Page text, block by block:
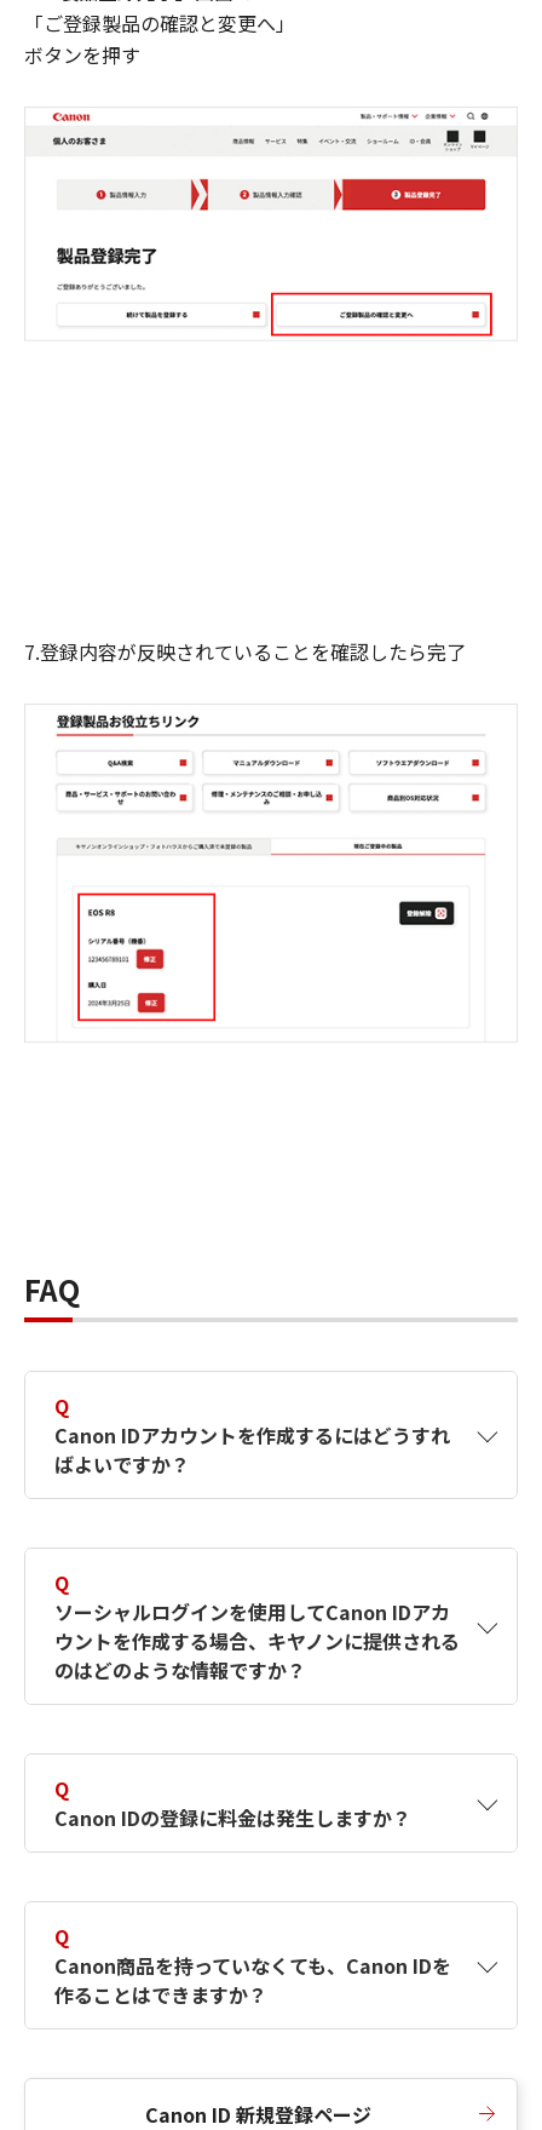
「ご登録製品の確認と変更へ」
ボタンを押す
7.登録内容が反映されていることを確認したら完了
FAQ
Q
Canon IDアカウントを作成するにはどうすれ
ばよいですか？
す。詳しい作成方法は【カメラ】Canon IDとは
何ですか？Canon IDの作成方法は？をご確認く
ださい。
Q
ソーシャルログインを使用してCanon IDアカ
ウントを作成する場合、キヤノンに提供される
のはどのような情報ですか？
択したサービスから取得します。アカウントを
簡単に作成できるように、この情報を使用して
Canon IDの登録フォームを入力します。
Q
Canon IDの登録に料金は発生しますか？
Q
Canon商品を持っていなくても、Canon IDを
作ることはできますか？
Canon ID 新規登録ページ